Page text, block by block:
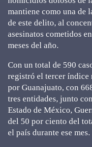
mantiene como una de
de este delito, al
asesinatos cometidos
meses del año.
Con un total de 590
registró el tercer índice
por Guanajuato, con
tres entidades, junto
Estado de México,
del 50 por ciento del
el país durante ese mes.